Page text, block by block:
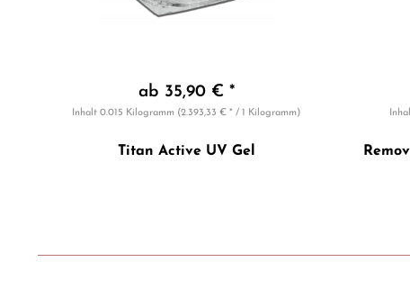
ab 35,90 € *
Inhalt 0.015 Kilogramm (2.393,33 € * / 1 Kilogramm)
Titan Active UV Gel